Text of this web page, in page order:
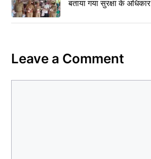
बताया गया सुरक्षा के अधिकार
Leave a Comment